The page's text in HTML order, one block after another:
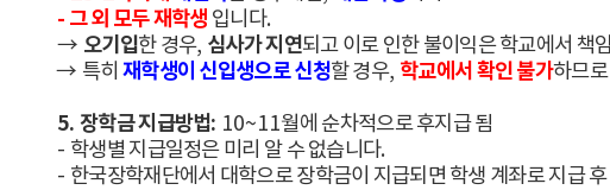
- 그외 모두 재학생 입니다.
→ 오기입한 경우, 심사가 지연되고 이로 인한 불이익은 학교에서 책
→ 특히 재학생이 신입생으로 신청할 경우, 학교에서 확인 불가하므로
5. 장학금 지급방법: 10~11월에 순차적으로 후지급 됨
- 학생별 지급일정은 미리 알 수 없습니다.
- 한국장학재단에서 대학으로 장학금이 지급되면 학생 계좌로 지급